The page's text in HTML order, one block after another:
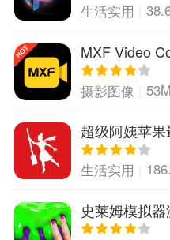
生活实用
MXF Video
摄影图像
超级阿姨苹果
生活实用
史莱姆模拟